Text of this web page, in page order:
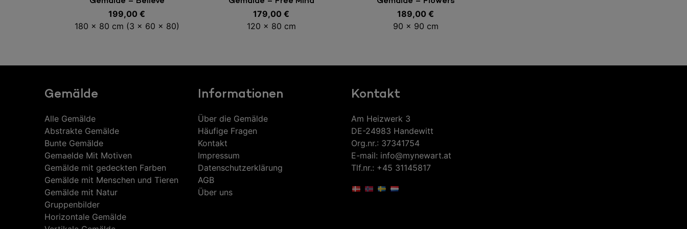
199,00€
180 x 80 cm (3 x 60 x 80)
179,00€
120 x 80 cm
189,00€
90 x 90 cm
Gemälde
Alle Gemälde
Abstrakte Gemälde
Bunte Gemälde
Gemaelde Mit Motiven
Gemälde mit gedeckten Farben
Gemälde mit Menschen und Tieren
Gemälde mit Natur
Gruppenbilder
Horizontale Gemälde
Informationen
Über die Gemälde
Häufige Fragen
Kontakt
Impressum
Datenschutzerklärung
AGB
Über uns
Kontakt
Am Heizwerk 3
DE-24983 Handewitt
Org.nr.: 37341754
E-mail: info@mynewart.at
Tlf.nr.: +45 31145817